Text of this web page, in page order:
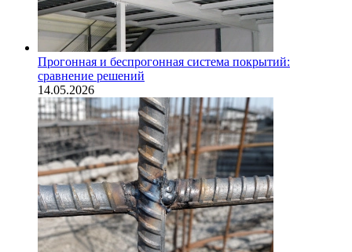
Прогонная и беспрогонная система покрытий:
сравнение решений
14.05.2026